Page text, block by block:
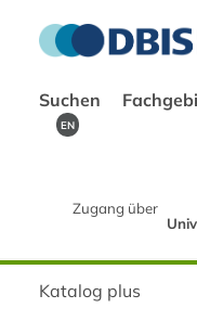
Suchen
EN
Zugang über
Katalog plus